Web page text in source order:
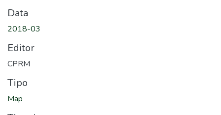
Data
2018-03
Editor
CPRM
Tipo
Map